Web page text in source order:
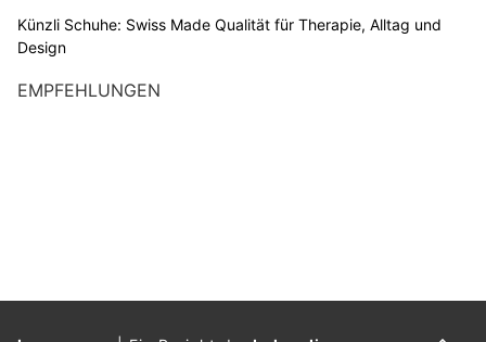
Künzli Schuhe: Swiss Made Qualität für Therapie, Alltag und
Design
EMPFEHLUNGEN